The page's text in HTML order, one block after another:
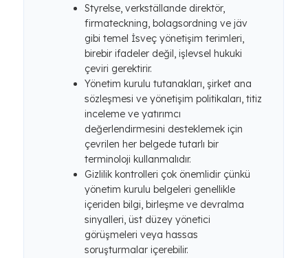
Styrelse, verkställande direktör,
firmateckning, bolagsordning ve jäv
gibi temel İsveç yönetişim terimleri,
birebir ifadeler değil, işlevsel hukuki
çeviri gerektirir.
Yönetim kurulu tutanakları, şirket ana
sözleşmesi ve yönetişim politikaları, titiz
inceleme ve yatırımcı
değerlendirmesini desteklemek için
çevrilen her belgede tutarlı bir
terminoloji kullanmalıdır.
Gizlilik kontrolleri çok önemlidir çünkü
yönetim kurulu belgeleri genellikle
içeriden bilgi, birleşme ve devralma
sinyalleri, üst düzey yönetici
görüşmeleri veya hassas
soruşturmalar içerebilir.